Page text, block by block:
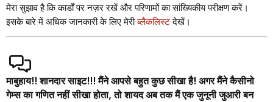
मेरा सुझाव है कि कार्डों पर नज़र रखें और परिणामों का सांख्यिकीय परीक्षण करें।
इसके बारे में अधिक जानकारी के लिए मेरीब्लैकलिस्टदेखें।
माबुहाय!! शानदार साइट!!! मैंने आपसे बहुत कुछ सीखा है! अगर मैंने कैसीनो
गेम्स का गणित नहीं सीखा होता, तो शायद अब तक मैं एक जुनूनी जुआरी बन